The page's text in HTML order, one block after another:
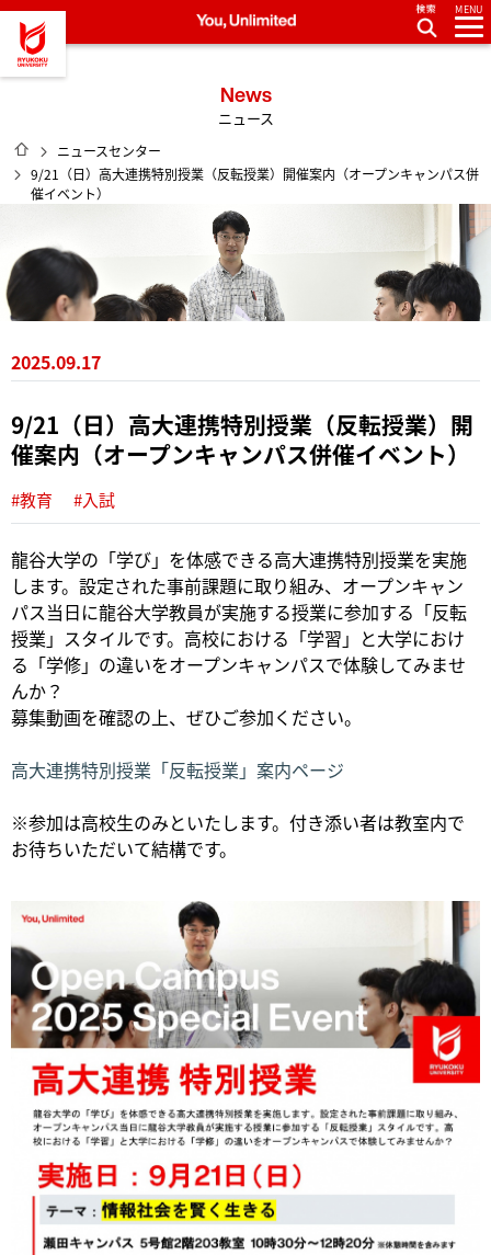
龍谷大学 You, Unlimited
MENU
News
ニュース
HOME
ニュースセンター
9/21（日）高大連携特別授業（反転授業）開催案内（オープンキャンパス併
催イベント）
2025.09.17
9/21（日）高大連携特別授業（反転授業）開
催案内（オープンキャンパス併催イベント）
#教育 #入試
龍谷大学の「学び」を体感できる高大連携特別授業を実施
します。設定された事前課題に取り組み、オープンキャン
パス当日に龍谷大学教員が実施する授業に参加する「反転
授業」スタイルです。高校における「学習」と大学におけ
る「学修」の違いをオープンキャンパスで体験してみませ
んか？
募集動画を確認の上、ぜひご参加ください。
高大連携特別授業「反転授業」案内ページ
※参加は高校生のみといたします。付き添い者は教室内で
お待ちいただいて結構です。